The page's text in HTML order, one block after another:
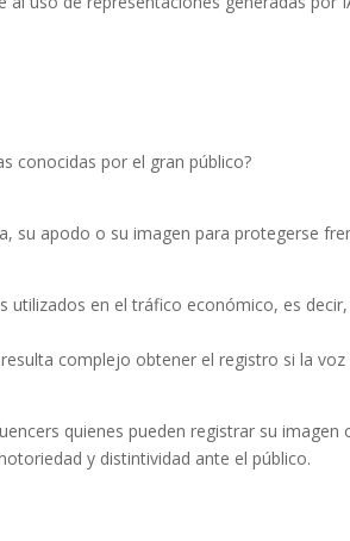
conocidas por el gran público?
su apodo o su imagen para protegerse
utilizados en el tráfico económico, es decir,
complejo obtener el registro si la voz
quienes pueden registrar su imagen
y distintividad ante el público.